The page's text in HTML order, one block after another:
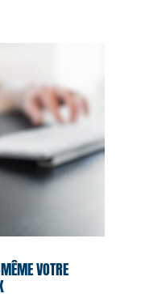
VOTRE